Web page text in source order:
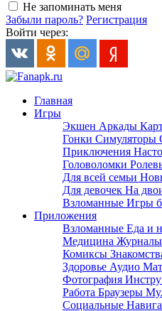
Не запоминать меня
Забыли пароль? Регистрация
Войти через:
Главная
Игры
Экшен Аркады
Гонки Симуляторы
Приключения
Головоломки
Для всей семьи
Для девочек На
Взломанные Игры
Приложения
Взломанные Еда и
Медицина Журналы
Комиксы
Здоровье Аудио
Фотография
Работа Браузеры
Социальные